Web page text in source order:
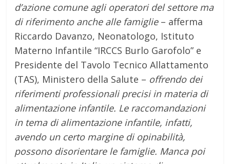
d’azione comune agli operatori del settore ma
di riferimento anche alle famiglie– afferma
Riccardo Davanzo, Neonatologo, Istituto
Materno Infantile “IRCCS Burlo Garofolo” e
Presidente del Tavolo Tecnico Allattamento
(TAS), Ministero della Salute – offrendo dei
riferimenti professionali precisi in materia di
alimentazione infantile. Le raccomandazioni
in tema di alimentazione infantile, infatti,
avendo un certo margine di opinabilità,
possono disorientare le famiglie. Manca poi